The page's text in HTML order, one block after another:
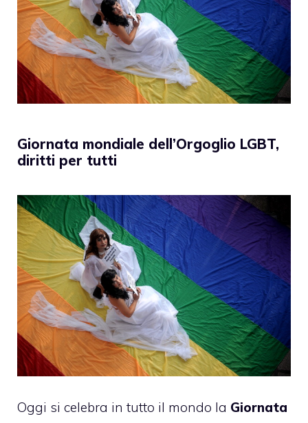
Giornata mondiale dell’Orgoglio LGBT,
diritti per tutti
Oggi si celebra in tutto il mondo la Giornata